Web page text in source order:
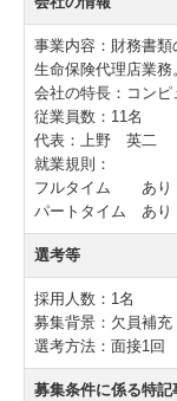
事業内容：財務書類
生命保険代理店業務
会社の特長：コンピ
従業員数：11名
代表：上野 英二
就業規則：
フルタイム あり
パートタイム あり
選考等
採用人数：1名
募集背景：欠員補充
選考方法：面接1回
募集条件に係る特記